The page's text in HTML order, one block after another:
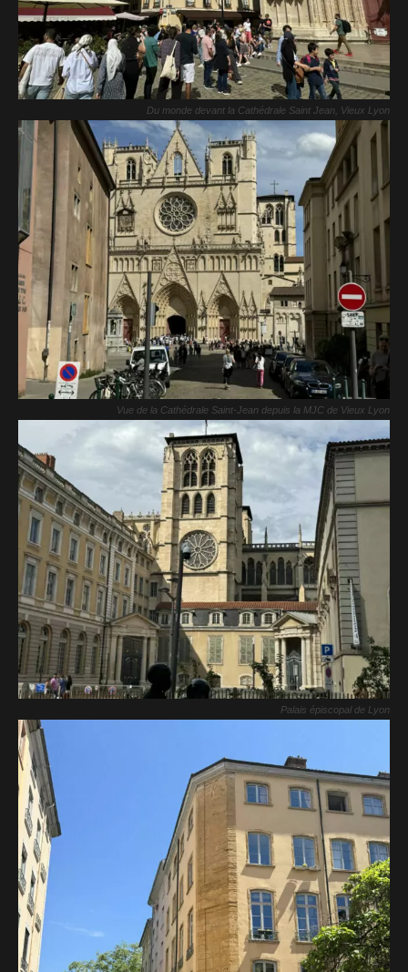
Du monde devant la Cathédrale Saint Jean, Vieux Lyon
Vue de la Cathédrale Saint-Jean depuis la MJC de Vieux Lyon
Palais épiscopal de Lyon